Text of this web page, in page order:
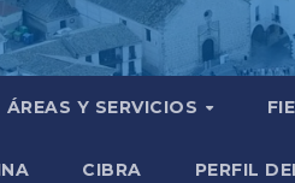
ÁREAS Y SERVICIOS
CIBRA PERFIL